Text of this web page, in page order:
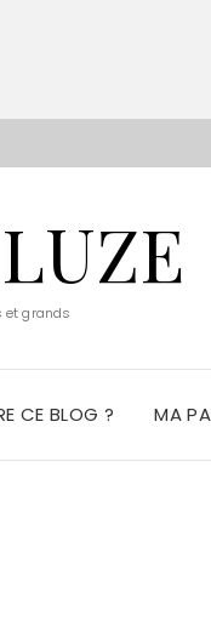
et grands
CE BLOG ? MA